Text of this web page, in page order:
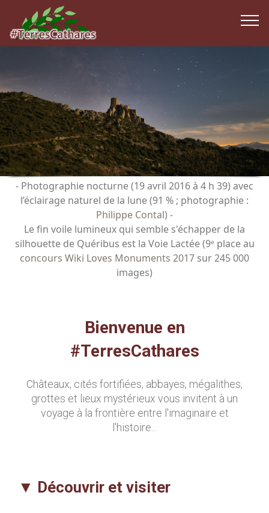
Create awesome websites!
- Photographie nocturne (19 avril 2016 à 4 h 39) avec
l’éclairage naturel de la lune (91 % ; photographie :
Philippe Contal) -
Le fin voile lumineux qui semble s'échapper de la
silhouette de Quéribus est la Voie Lactée (9ᵉ place au
concours Wiki Loves Monuments 2017 sur 245 000
images)
Bienvenue en
#TerresCathares
Châteaux, cités fortifiées, abbayes, mégalithes,
grottes et lieux mystérieux vous invitent à un
voyage à la frontière entre l'imaginaire et
l'histoire...
▼ Découvrir et visiter